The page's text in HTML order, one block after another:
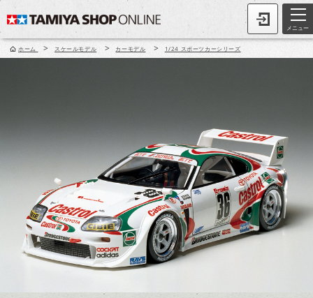
メニュー
ホーム > スケールモデル > カーモデル > 1/24 スポーツカーシリーズ